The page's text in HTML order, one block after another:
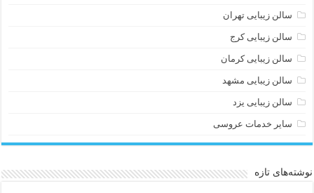
سالن زیبایی تهران
سالن زیبایی کرج
سالن زیبایی کرمان
سالن زیبایی مشهد
سالن زیبایی یزد
سایر خدمات عروسی
نوشته‌های تازه